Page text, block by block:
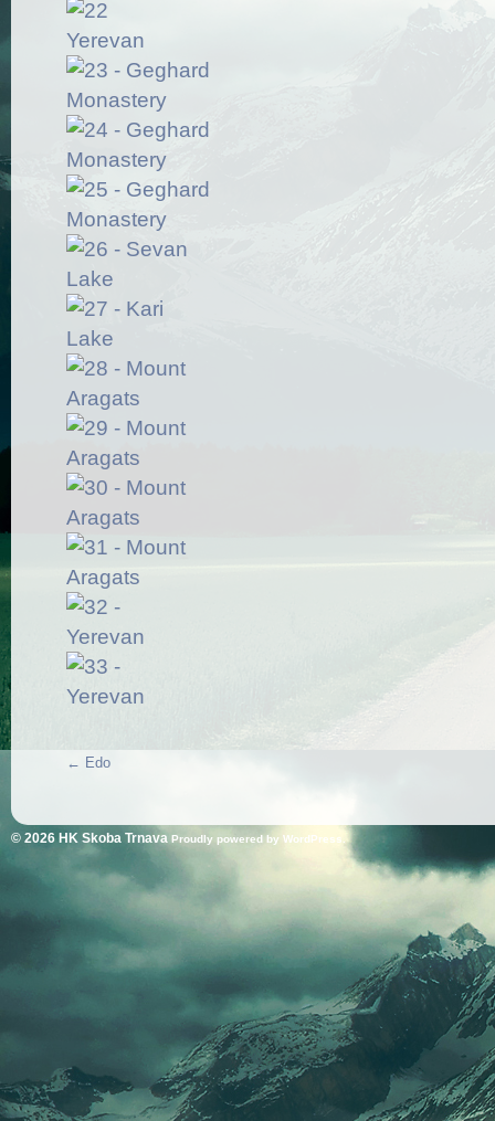
← Edo
© 2026 HK Skoba Trnava Proudly powered by WordPress.